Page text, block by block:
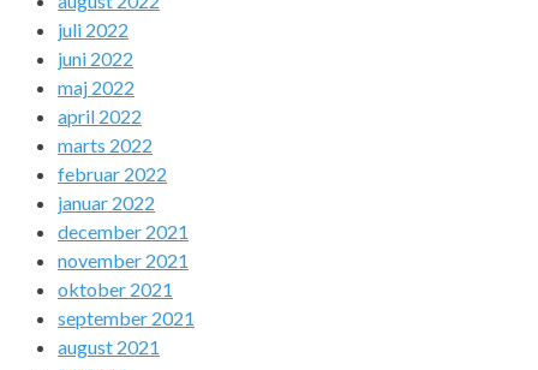
juli 2022
juni 2022
maj 2022
april 2022
marts 2022
februar 2022
januar 2022
december 2021
november 2021
oktober 2021
september 2021
august 2021